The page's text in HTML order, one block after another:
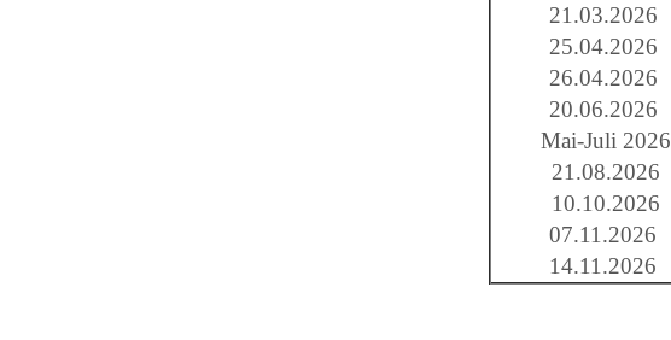
21.03.2026
25.04.2026
26.04.2026
20.06.2026
Mai-Juli 2026
21.08.2026
10.10.2026
07.11.2026
14.11.2026